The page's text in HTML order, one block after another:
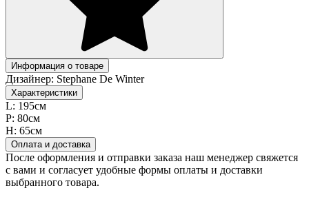
Информация о товаре
Дизайнер: Stephane De Winter
Характеристики
L: 195см
P: 80см
H: 65см
Оплата и доставка
После оформления и отправки заказа наш менеджер свяжется
с вами и согласует удобные формы оплаты и доставки
выбранного товара.